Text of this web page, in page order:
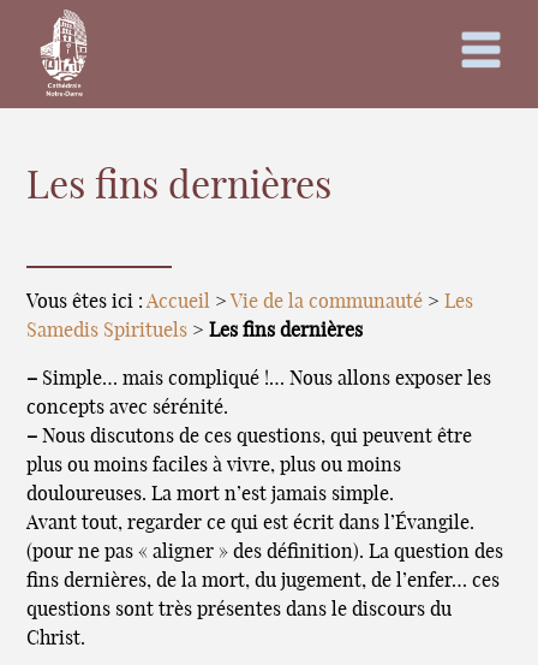
Les fins dernières
Vous êtes ici :Accueil >Vie de la communauté > Les
Samedis Spirituels >Les fins dernières
– Simple… mais compliqué !… Nous allons exposer les
concepts avec sérénité.
– Nous discutons de ces questions, qui peuvent être
plus ou moins faciles à vivre, plus ou moins
douloureuses. La mort n’est jamais simple.
Avant tout, regarder ce qui est écrit dans l’Évangile.
(pour ne pas « aligner » des définition). La question des
fins dernières, de la mort, du jugement, de l’enfer… ces
questions sont très présentes dans le discours du
Christ.